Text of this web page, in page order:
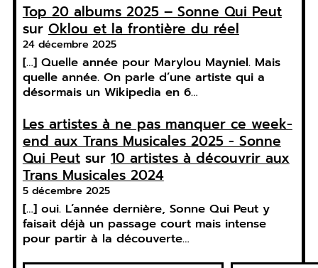
Top 20 albums 2025 – Sonne Qui Peut
sur Oklou et la frontière du réel
24 décembre 2025
[…] Quelle année pour Marylou Mayniel. Mais
quelle année. On parle d’une artiste qui a
désormais un Wikipedia en 6…
Les artistes à ne pas manquer ce week-
end aux Trans Musicales 2025 - Sonne
Qui Peutsur10 artistes à découvrir aux
Trans Musicales 2024
5 décembre 2025
[…] oui. L’année dernière, Sonne Qui Peut y
faisait déjà un passage court mais intense
pour partir à la découverte…